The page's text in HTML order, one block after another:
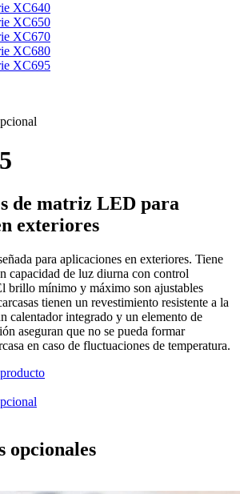
XC640
XC650
XC670
XC680
XC695
de matriz LED para
exteriores
para aplicaciones en exteriores. Tiene
capacidad de luz diurna con control
brillo mínimo y máximo son ajustables
tienen un revestimiento resistente a la
calentador integrado y un elemento de
aseguran que no se pueda formar
en caso de fluctuaciones de temperatura.
opcionales